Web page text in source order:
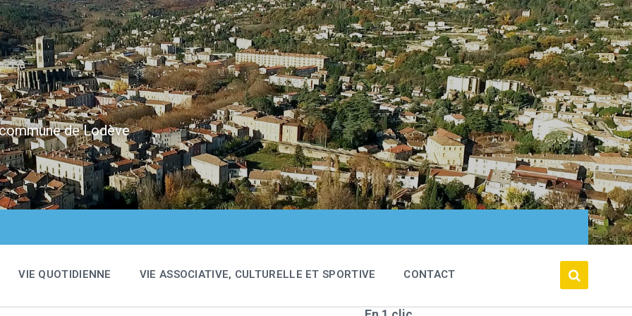
de Lodève
VIE QUOTIDIENNE VIE ASSOCIATIVE, CULTURELLE ET SPORTIVE CONTACT